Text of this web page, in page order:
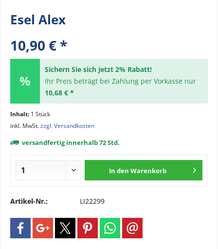
Esel Alex
10,90 € *
Sichern Sie sich jetzt 2% Rabatt!
Ihr Preis beträgt bei Zahlung per Vorkasse nur
10,68 € *
Inhalt: 1 Stück
inkl. MwSt.zzgl. Versandkosten
versandfertig innerhalb 72 Std.
In den Warenkorb
Artikel-Nr.: LI22299